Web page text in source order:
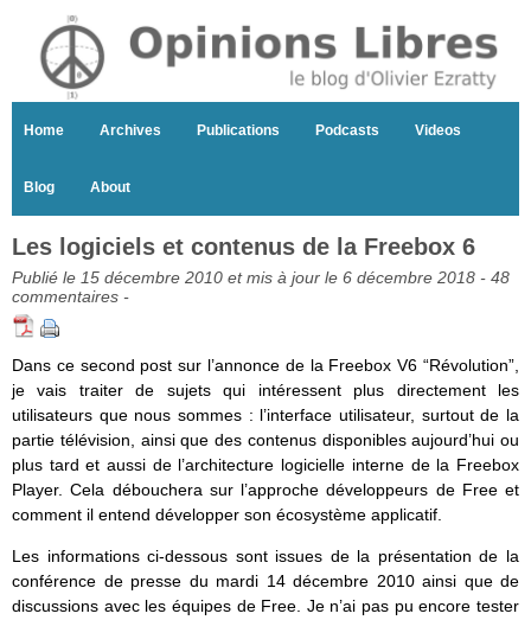
Home Archives Publications Podcasts Videos
Blog About
Les logiciels et contenus de la Freebox 6
Publié le 15 décembre 2010 et mis à jour le 6 décembre 2018 - 48
commentaires -
Dans ce second post sur l’annonce de la Freebox V6 “Révolution”,
je vais traiter de sujets qui intéressent plus directement les
utilisateurs que nous sommes : l’interface utilisateur, surtout de la
partie télévision, ainsi que des contenus disponibles aujourd’hui ou
plus tard et aussi de l’architecture logicielle interne de la Freebox
Player. Cela débouchera sur l’approche développeurs de Free et
comment il entend développer son écosystème applicatif.
Les informations ci-dessous sont issues de la présentation de la
conférence de presse du mardi 14 décembre 2010 ainsi que de
discussions avec les équipes de Free. Je n’ai pas pu encore tester